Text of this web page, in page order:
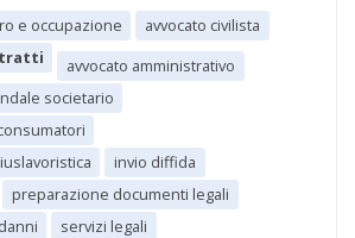
e occupazione
avvocato civilista
avvocato amministrativo
societario
invio diffida
preparazione documenti legali
servizi legali